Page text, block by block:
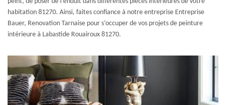
habitation 81270. Ainsi, faites confiance à notre entreprise Entreprise
Bauer, Renovation Tarnaise pour s’occuper de vos projets de peinture
intérieure à Labastide Rouairoux 81270.